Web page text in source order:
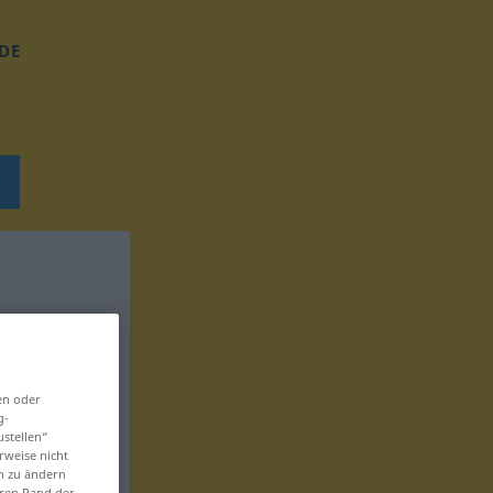
DE
oder
nicht
zu ändern